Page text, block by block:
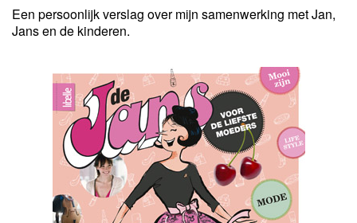
Een persoonlijk verslag over mijn samenwerking met Jan,
Jans en de kinderen.